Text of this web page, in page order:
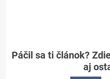
Páčil sa ti článok?
aj